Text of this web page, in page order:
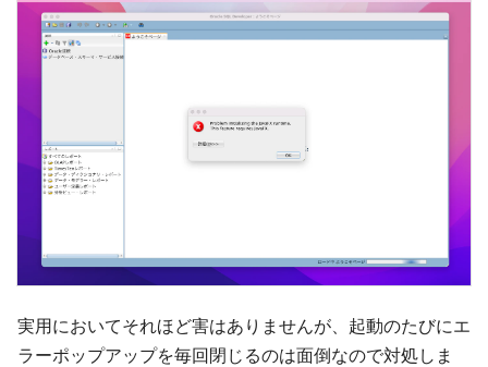
実用においてそれほど害はありませんが、起動のたびにエ
ラーポップアップを毎回閉じるのは面倒なので対処しま